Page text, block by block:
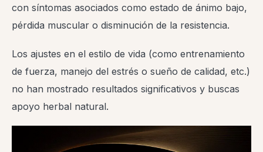
con síntomas asociados como estado de ánimo bajo,
pérdida muscular o disminución de la resistencia.
Los ajustes en el estilo de vida (como entrenamiento
de fuerza, manejo del estrés o sueño de calidad, etc.)
no han mostrado resultados significativos y buscas
apoyo herbal natural.